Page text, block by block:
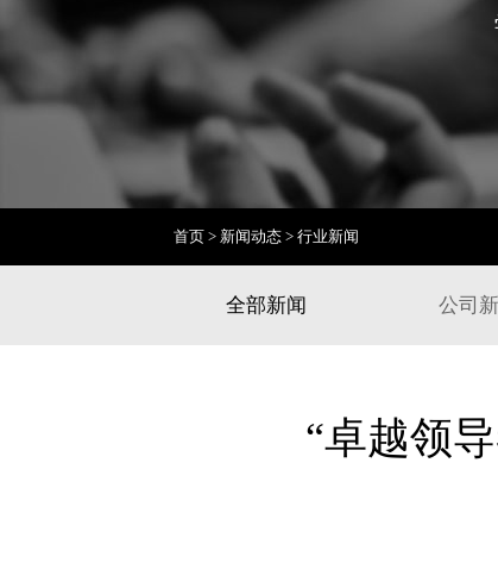
首页 > 新闻动态 >行业新闻
全部新闻 公司
“卓越领